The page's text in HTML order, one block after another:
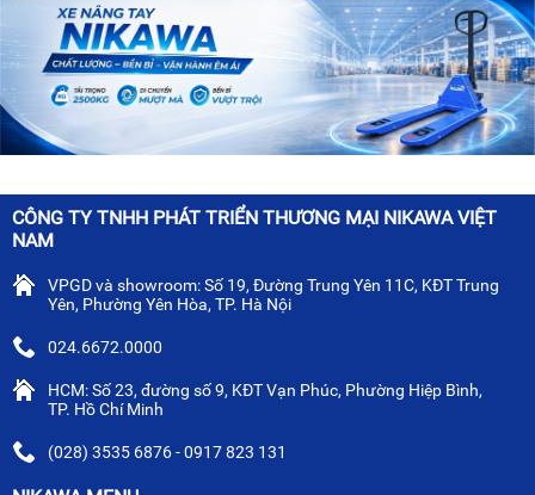
CÔNG TY TNHH PHÁT TRIỂN THƯƠNG MẠI NIKAWA VIỆT
NAM
VPGD và showroom: Số 19, Đường Trung Yên 11C, KĐT Trung
Yên, Phường Yên Hòa, TP. Hà Nội
024.6672.0000
HCM: Số 23, đường số 9, KĐT Vạn Phúc, Phường Hiệp Bình,
TP. Hồ Chí Minh
(028) 3535 6876 - 0917 823 131